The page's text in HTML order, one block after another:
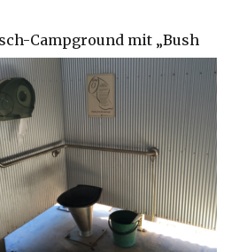
Campground mit „Bush